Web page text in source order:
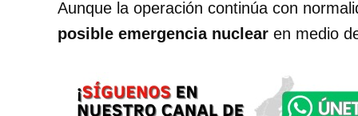
Aunque la operación continúa con
posible emergencia nuclear en medio